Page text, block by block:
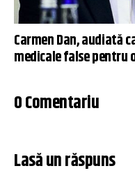
Carmen Dan, audiată
medicale false pentru
0 Comentariu
Lasă un răspuns